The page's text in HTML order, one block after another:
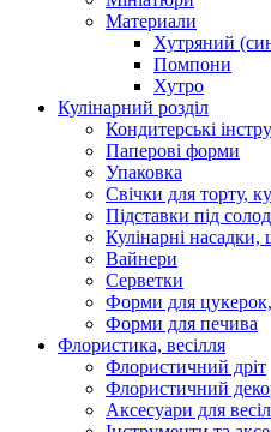
Материали
Хутряний
Помпони
Хутро
Кулінарний розділ
Кондитерські
Паперові форми
Упаковка
Свічки для торту,
Підставки під
Кулінарні
Вайнери
Серветки
Форми для
Форми для печива
Флористика, весілля
Флористичний дріт
Флористичний
Аксесуари для